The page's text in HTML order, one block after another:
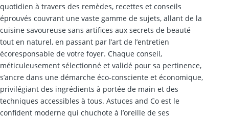
quotidien à travers des remèdes, recettes et conseils
éprouvés couvrant une vaste gamme de sujets, allant de la
cuisine savoureuse sans artifices aux secrets de beauté
tout en naturel, en passant par l’art de l’entretien
écoresponsable de votre foyer. Chaque conseil,
méticuleusement sélectionné et validé pour sa pertinence,
s’ancre dans une démarche éco-consciente et économique,
privilégiant des ingrédients à portée de main et des
techniques accessibles à tous. Astuces and Co est le
confident moderne qui chuchote à l’oreille de ses